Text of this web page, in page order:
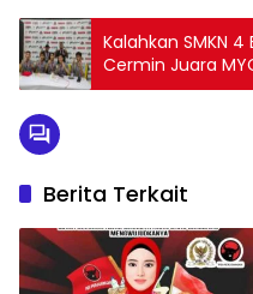
Kalahkan SMKN 4
Cermin Juara
Berita Terkait